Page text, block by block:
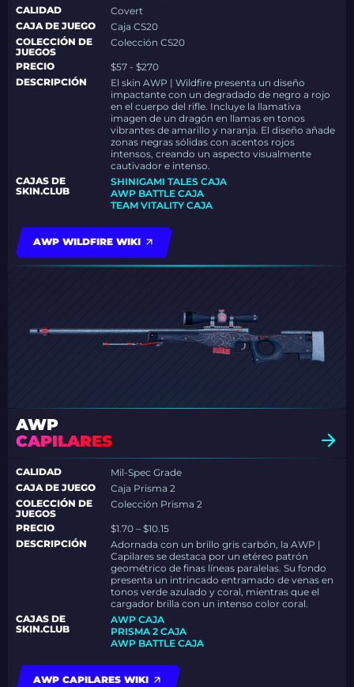
CALIDAD
Covert
CAJA DE JUEGO
Caja CS20
COLECCIÓN DE
JUEGOS
Colección CS20
PRECIO
$57 - $270
DESCRIPCIÓN
El skin AWP | Wildfire presenta un diseño
impactante con un degradado de negro a rojo
en el cuerpo del rifle. Incluye la llamativa
imagen de un dragón en llamas en tonos
vibrantes de amarillo y naranja. El diseño añade
zonas negras sólidas con acentos rojos
intensos, creando un aspecto visualmente
cautivador e intenso.
CAJAS DE
SKIN.CLUB
SHINIGAMI TALES CAJA
AWP BATTLE CAJA
TEAM VITALITY CAJA
AWP WILDFIRE WIKI
AWP
CAPILARES
CALIDAD
Mil-Spec Grade
CAJA DE JUEGO
Caja Prisma 2
COLECCIÓN DE
JUEGOS
Colección Prisma 2
PRECIO
$1.70 – $10.15
DESCRIPCIÓN
Adornada con un brillo gris carbón, la AWP |
Capilares se destaca por un etéreo patrón
geométrico de finas líneas paralelas. Su fondo
presenta un intrincado entramado de venas en
tonos verde azulado y coral, mientras que el
cargador brilla con un intenso color coral.
CAJAS DE
SKIN.CLUB
AWP CAJA
PRISMA 2 CAJA
AWP BATTLE CAJA
AWP CAPILARES WIKI